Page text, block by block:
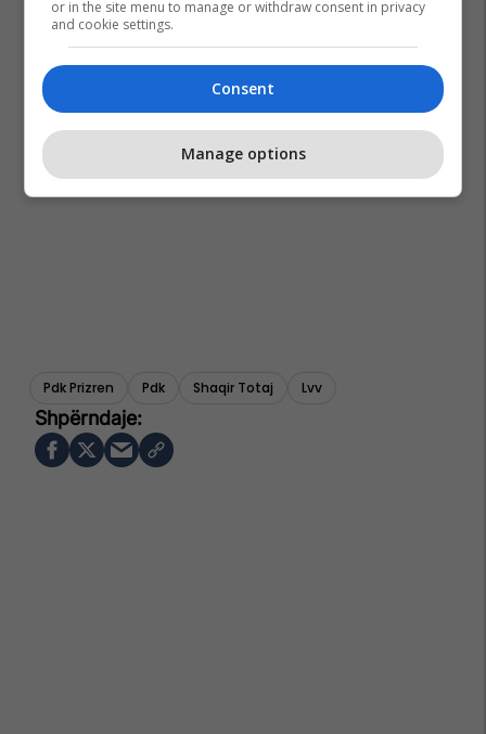
Pdk Prizren Pdk Shaqir Totaj Lvv
or in the site menu to manage or withdraw consent in privacy
and cookie settings.
Consent
Manage options